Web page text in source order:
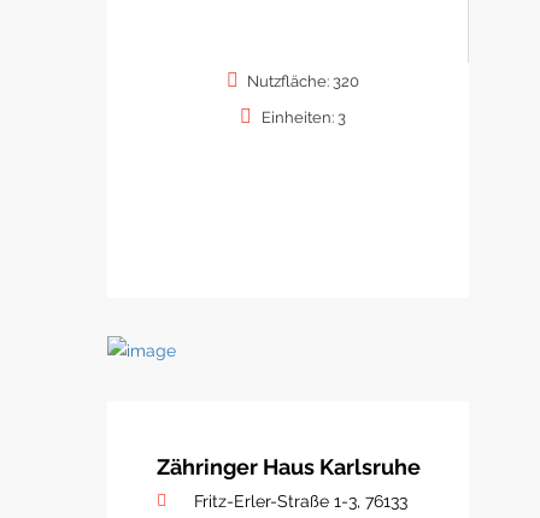
Nutzfläche: 320
Einheiten: 3
Zähringer Haus Karlsruhe
Fritz-Erler-Straße 1-3, 76133